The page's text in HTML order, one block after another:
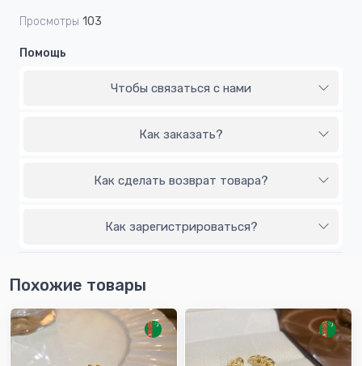
Просмотры 103
Помощь
Чтобы связаться с нами
Как заказать?
Как сделать возврат товара?
Как зарегистрироваться?
Похожие товары